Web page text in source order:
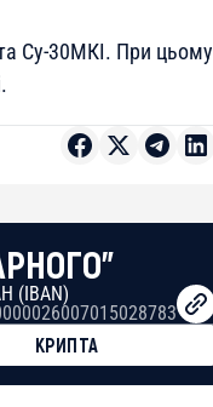
Су-30МКІ. При цьому
(IBAN)
КРИПТА